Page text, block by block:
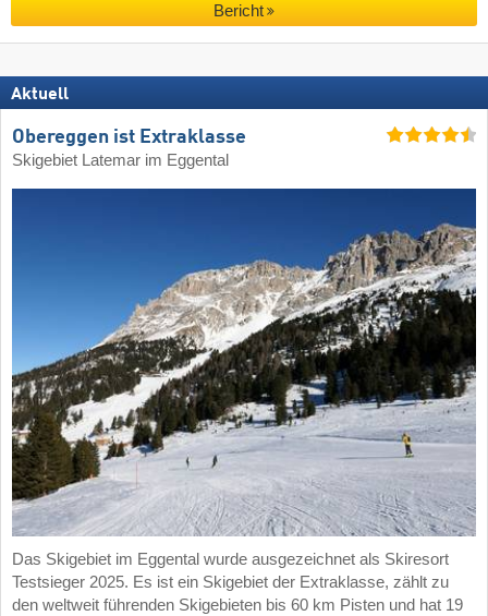
Bericht
Aktuell
Obereggen ist Extraklasse
Skigebiet Latemar im Eggental
Das Skigebiet im Eggental wurde ausgezeichnet als Skiresort
Testsieger 2025. Es ist ein Skigebiet der Extraklasse, zählt zu
den weltweit führenden Skigebieten bis 60 km Pisten und hat 19